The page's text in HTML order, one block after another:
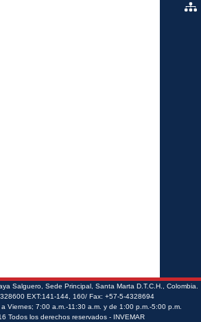
Salguero, Sede Principal, Santa Marta D.T.C.H., Colombia.
EXT:141-144, 160/ Fax: +57-5-4328694
Viernes; 7:00 a.m.-11:30 a.m. y de 1:00 p.m.-5:00 p.m.
Todos los derechos reservados - INVEMAR